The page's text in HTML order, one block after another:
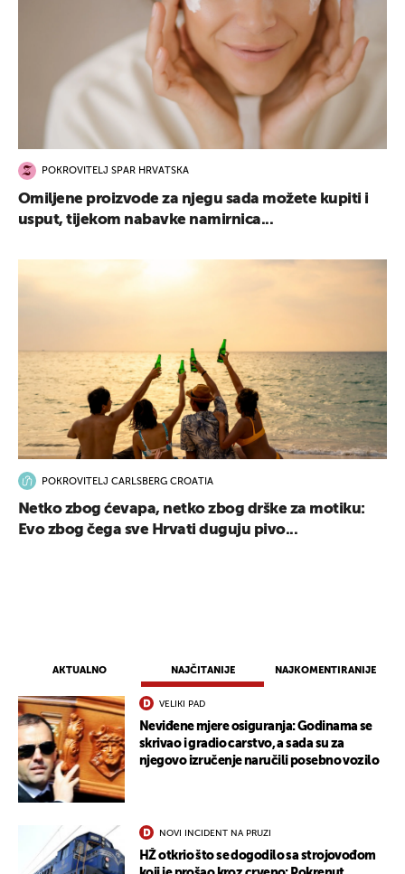
AKTUALNO NAJČITANIJE NAJKOMENTIRANIJE
VELIKI PAD
Neviđene mjere osiguranja: Godinama se
skrivao i gradio carstvo, a sada su za
njegovo izručenje naručili posebno vozilo
NOVI INCIDENT NA PRUZI
HŽ otkrio što se dogodilo sa strojovođom
POKROVITELJ SPAR HRVATSKA
Omiljene proizvode za njegu sada možete kupiti i
usput, tijekom nabavke namirnica...
POKROVITELJ CARLSBERG CROATIA
Netko zbog ćevapa, netko zbog drške za motiku:
Evo zbog čega sve Hrvati duguju pivo...